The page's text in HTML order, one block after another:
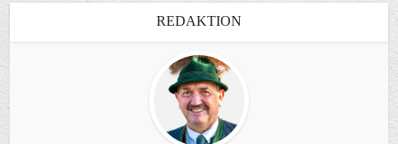
REDAKTION